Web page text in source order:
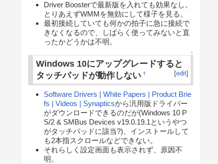
Driver Boosterで最新版を入れても効果なし。
とりあえずWMMを無効にして様子を見る。
最初接続していても何かの拍子に急に接続で
きなくなるので、しばらく使ってみないと直
ったかどうかは不明。
↑
Windows 10にアップグレードすると
タッチパッドが動作しない † [edit]
Software Drivers | White Papers | Product Brie
fs | Videos | Synapticsから汎用版ドライバー
がダウンロードできるのだが(Windows 10 P
S/2 & SMBus Devices v19.0.19.1というやつ
がタッチパッドに該当?)、インストールして
も2本指スクロールなどできない。
それらしく設定画面も表示されず、原因不
明。